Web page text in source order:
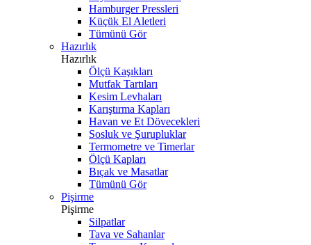
Hamburger Pressleri
Küçük El Aletleri
Tümünü Gör
Hazırlık
Hazırlık
Ölçü Kaşıkları
Mutfak Tartıları
Kesim Levhaları
Karıştırma Kapları
Havan ve Et Dövecekleri
Sosluk ve Şurupluklar
Termometre ve Timerlar
Ölçü Kapları
Bıçak ve Masatlar
Tümünü Gör
Pişirme
Pişirme
Silpatlar
Tava ve Sahanlar